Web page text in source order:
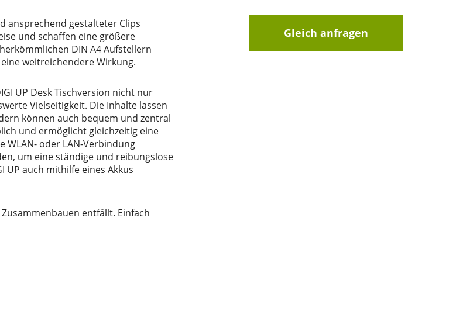
ansprechend gestalteter Clips
und schaffen eine größere
DIN A4 Aufstellern
weitreichendere Wirkung.
UP Desk Tischversion nicht nur
Vielseitigkeit. Die Inhalte lassen
können auch bequem und zentral
und ermöglicht gleichzeitig eine
WLAN- oder LAN-Verbindung
um eine ständige und reibungslose
UP auch mithilfe eines Akkus
entfällt. Einfach
Gleich anfragen